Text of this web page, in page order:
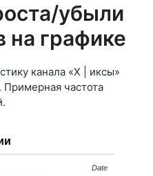
убыли
на графике
канала «X | иксы»
Примерная частота
Date
Date